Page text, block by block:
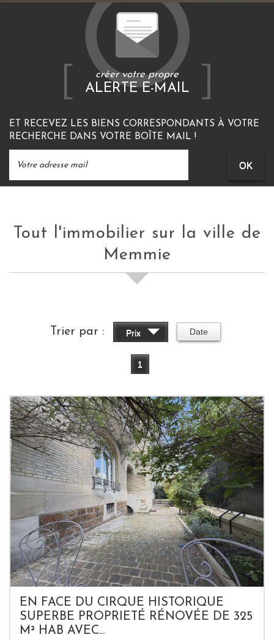
créer votre propre
ALERTE E-MAIL
ET RECEVEZ LES BIENS CORRESPONDANTS À VOTRE
RECHERCHE DANS VOTRE BOÎTE MAIL !
OK
Tout l'immobilier sur la ville de
Memmie
Trier par : Prix Date
1
EN FACE DU CIRQUE HISTORIQUE
SUPERBE PROPRIETÉ RÉNOVÉE DE 325
M² HAB AVEC...